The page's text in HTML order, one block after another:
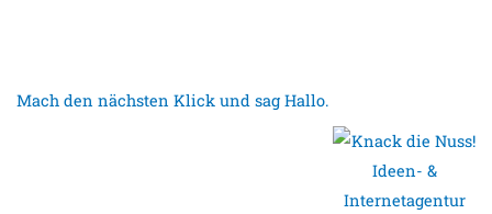
Mach den nächsten Klick und sag Hallo.